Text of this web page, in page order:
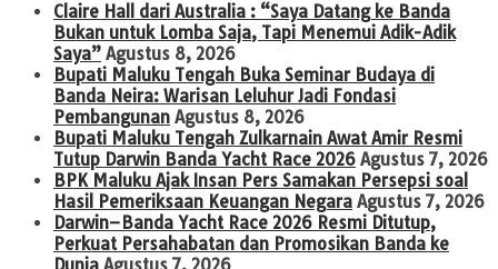
Claire Hall dari Australia : “Saya Datang ke Banda
Bukan untuk Lomba Saja, Tapi Menemui Adik-Adik
Saya” Agustus 8, 2026
Bupati Maluku Tengah Buka Seminar Budaya di
Banda Neira: Warisan Leluhur Jadi Fondasi
Pembangunan Agustus 8, 2026
Bupati Maluku Tengah Zulkarnain Awat Amir Resmi
Tutup Darwin Banda Yacht Race 2026 Agustus 7, 2026
BPK Maluku Ajak Insan Pers Samakan Persepsi soal
Hasil Pemeriksaan Keuangan Negara Agustus 7, 2026
Darwin–Banda Yacht Race 2026 Resmi Ditutup,
Perkuat Persahabatan dan Promosikan Banda ke